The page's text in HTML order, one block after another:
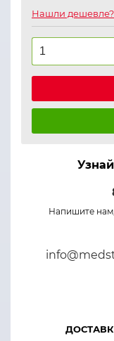
Нашли
Напишите